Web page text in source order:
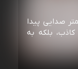
صدایی پیدا
بلکه به